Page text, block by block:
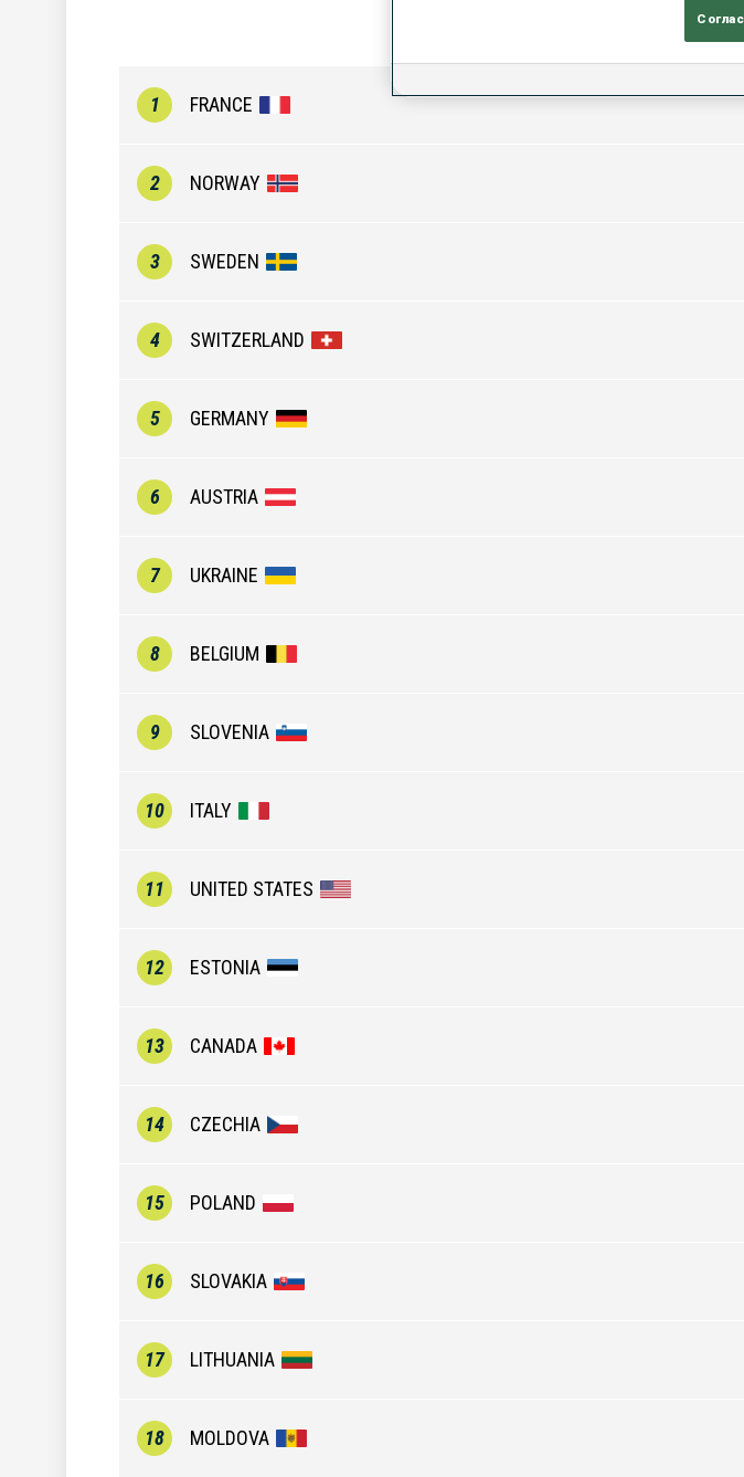
1 FRANCE
2 NORWAY
3 SWEDEN
4 SWITZERLAND
5 GERMANY
6 AUSTRIA
7 UKRAINE
8 BELGIUM
9 SLOVENIA
10 ITALY
11 UNITED STATES
12 ESTONIA
13 CANADA
14 CZECHIA
15 POLAND
16 SLOVAKIA
17 LITHUANIA
18 MOLDOVA